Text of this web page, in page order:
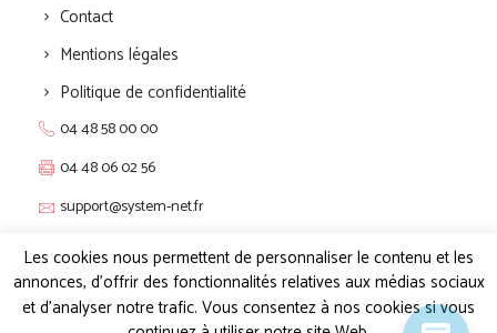
Contact
Mentions légales
Politique de confidentialité
04 48 58 00 00
04 48 06 02 56
support@system-net.fr
Live chat 24/24 7/7
Pôle Actif – 2 Allée du Piot
30660 GALLARGUES LE MONTUEUX
Les cookies nous permettent de personnaliser le contenu et les
annonces, d'offrir des fonctionnalités relatives aux médias sociaux
et d'analyser notre trafic. Vous consentez à nos cookies si vous